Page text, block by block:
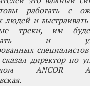
работать с
людей и
треки, им
и
директор по
ANCOR